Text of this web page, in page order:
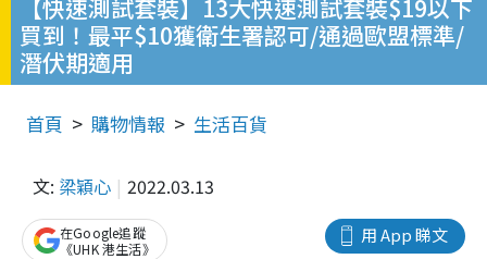
【快速測試套裝】13大快速測試套裝$19以下
買到！最平$10獲衛生署認可/通過歐盟標準/
潛伏期適用
首頁 購物情報 生活百貨
文: 梁穎心 2022.03.13
用 App 睇文
在Google追蹤
《UHK 港生活》